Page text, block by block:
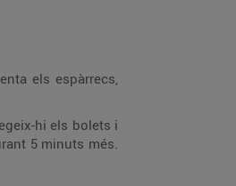
els espàrrecs,
hi els bolets i
5 minuts més.